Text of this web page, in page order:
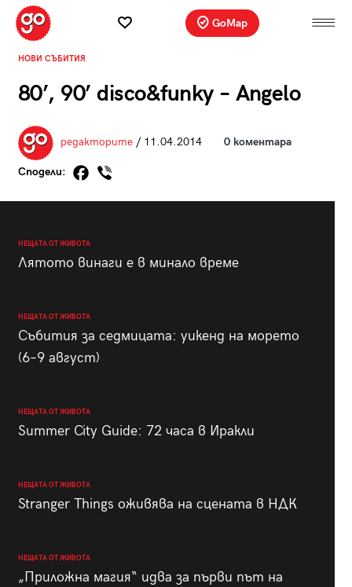
GoMap
НОВИ СЪБИТИЯ
80’, 90’ disco&funky – Angelo
редакторите/ 11.04.2014 0 коментара
Сподели:
НЕЩАТА ОТ ЖИВОТА
Лятото винаги е в минало време
НЕЩАТА ОТ ЖИВОТА
Събития за седмицата: уикенд на морето
(6–9 август)
НЕЩАТА ОТ ЖИВОТА
Summer City Guide: 72 часа в Иракли
НЕЩАТА ОТ ЖИВОТА
Stranger Things оживява на сцената в НДК
НЕЩАТА ОТ ЖИВОТА
„Приложна магия“ идва за първи път на